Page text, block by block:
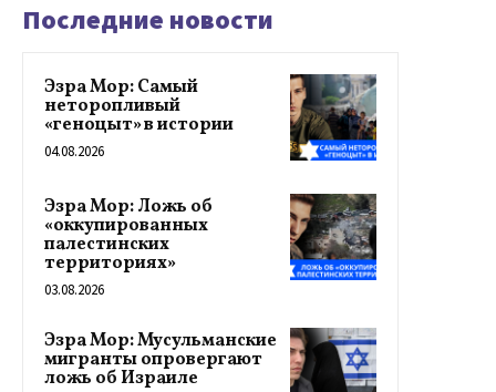
Последние новости
Эзра Мор: Самый
неторопливый
«геноцыт» в истории
04.08.2026
Эзра Мор: Ложь об
«оккупированных
палестинских
территориях»
03.08.2026
Эзра Мор: Мусульманские
мигранты опровергают
ложь об Израиле